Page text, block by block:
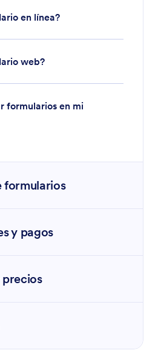
en línea?
web?
formularios en mi
formularios
y pagos